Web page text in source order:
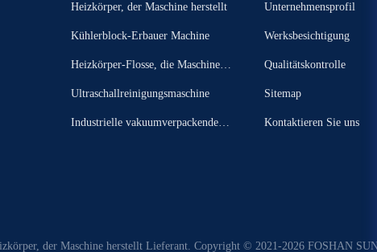
Heizkörper, der Maschine herstellt
Kühlerblock-Erbauer Machine
Heizkörper-Flosse, die Maschine bi
Ultraschallreinigungsmaschine
Industrielle vakuumverpackende M
Unternehmensprofil
Werksbesichtigung
Qualitätskontrolle
Sitemap
Kontaktieren Sie uns
der Maschine herstellt Lieferant. Copyright © 2021-2026 FOSHAN